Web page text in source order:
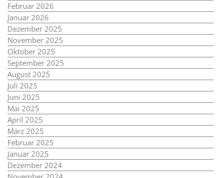
Februar 2026
Januar 2026
Dezember 2025
November 2025
Oktober 2025
September 2025
August 2025
Juli 2025
Juni 2025
Mai 2025
April 2025
März 2025
Februar 2025
Januar 2025
Dezember 2024